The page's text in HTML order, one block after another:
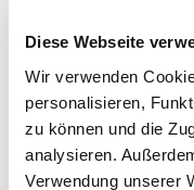
Diese Webseite
Wir verwenden
personalisieren,
zu können und die
analysieren.
Verwendung unserer
aus Diäten zu
es unverzichtbar,
wissenschaftliche
Grundlage